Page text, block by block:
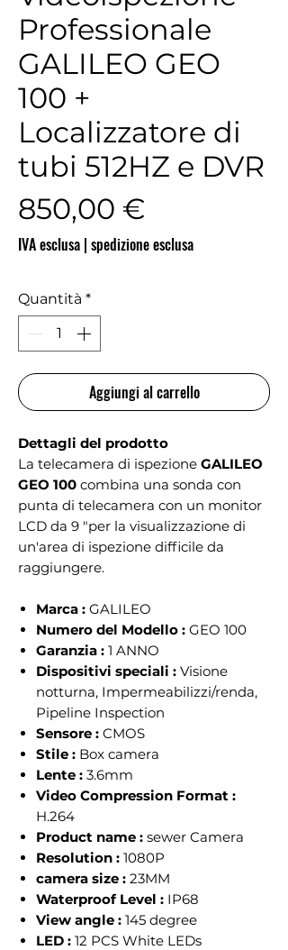
Professionale
GALILEO GEO
100 +
Localizzatore di
tubi 512HZ e DVR
850,00 €
IVA esclusa | spedizione esclusa
Quantità *
Aggiungi al carrello
Dettagli del prodotto
La telecamera di ispezione GALILEO
GEO 100 combina una sonda con
punta di telecamera con un monitor
LCD da 9 "per la visualizzazione di
un'area di ispezione difficile da
raggiungere.
Marca : GALILEO
Numero del Modello : GEO 100
Garanzia : 1 ANNO
Dispositivi speciali : Visione
notturna, Impermeabilizzi/renda,
Pipeline Inspection
Sensore : CMOS
Stile : Box camera
Lente : 3.6mm
Video Compression Format :
H.264
Product name : sewer Camera
Resolution : 1080P
camera size : 23MM
Waterproof Level : IP68
View angle : 145 degree
LED : 12 PCS White LEDs